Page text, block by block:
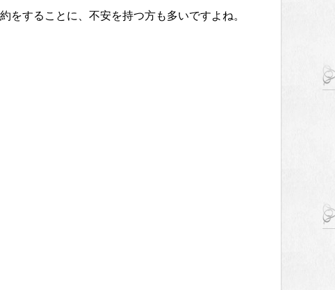
をすることに、不安を持つ方も多いですよね。